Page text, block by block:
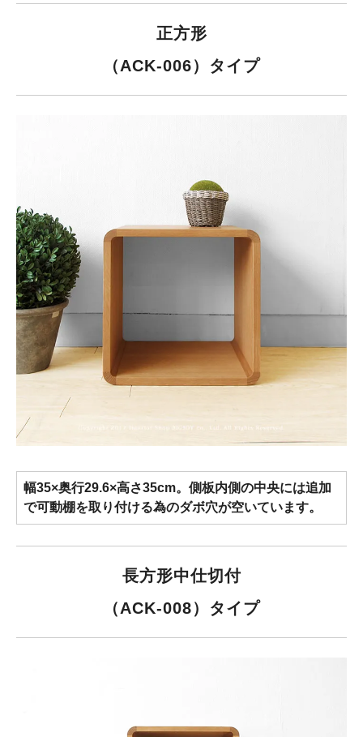
正方形
（ACK-006）タイプ
幅35×奥行29.6×高さ35cm。側板内側の中央には追加
で可動棚を取り付ける為のダボ穴が空いています。
長方形中仕切付
（ACK-008）タイプ